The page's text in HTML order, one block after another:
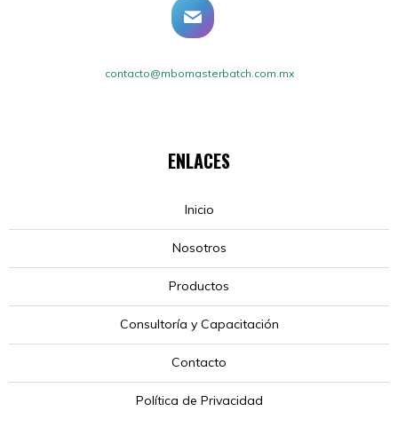
contacto@mbomasterbatch.com.mx
ENLACES
Inicio
Nosotros
Productos
Consultoría y Capacitación
Contacto
Política de Privacidad